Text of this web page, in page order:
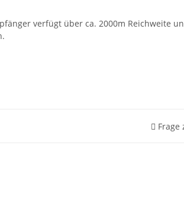
verfügt über ca. 2000m Reichweite
Frage